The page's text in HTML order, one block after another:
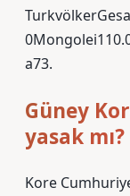
a73.
Güney
yasak mı?
Kore